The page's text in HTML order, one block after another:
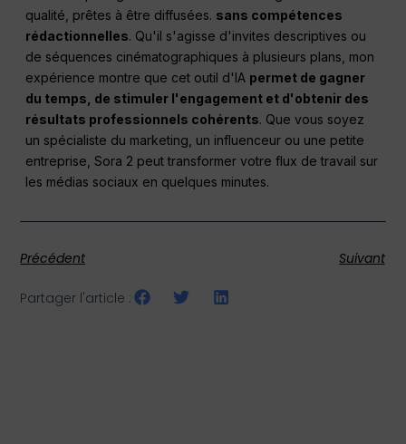
qualité, prêtes à être diffusées. sans compétences
rédactionnelles. Qu'il s'agisse d'invites descriptives ou
de séquences cinématographiques à plusieurs plans, mon
expérience montre que cet outil d'IA permet de gagner
du temps, de stimuler l'engagement et d'obtenir des
résultats professionnels cohérents. Que vous soyez
un spécialiste du marketing, un influenceur ou une petite
entreprise, Sora 2 peut transformer votre flux de travail sur
les médias sociaux en quelques minutes.
Précédent Suivant
Partager l'article :